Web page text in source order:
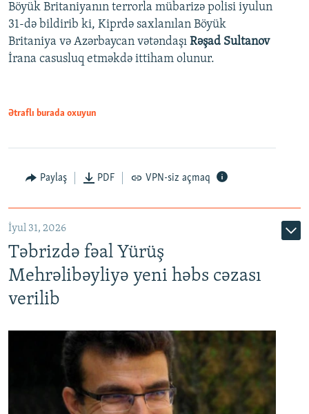
Böyük Britaniyanın terrorla mübarizə polisi iyulun
31-də bildirib ki, Kiprdə saxlanılan Böyük
Britaniya və Azərbaycan vətəndaşı Rəşad Sultanov
İrana casusluq etməkdə ittiham olunur.
Ətraflı burada oxuyun
Paylaş PDF VPN-siz açmaq
İyul 31, 2026
Təbrizdə fəal Yürüş
Mehrəlibəyliyə yeni həbs cəzası
verilib